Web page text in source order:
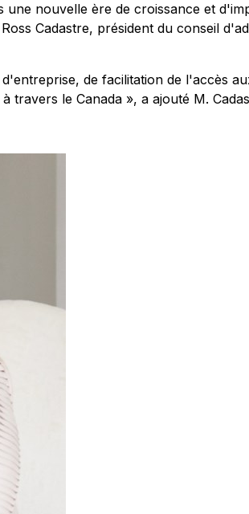
nouvelle ère de croissance et
Cadastre, président du conseil
de facilitation de l'accès
travers le Canada », a ajouté M.